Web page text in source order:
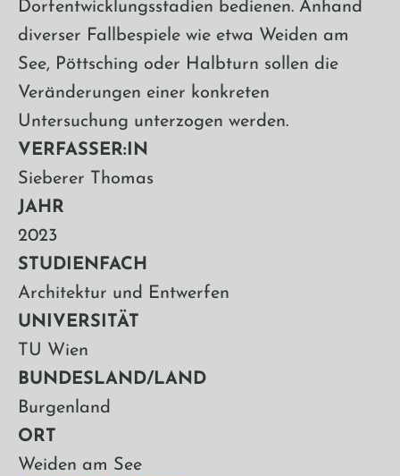
Dorfentwicklungsstadien bedienen. Anhand
diverser Fallbespiele wie etwa Weiden am
See, Pöttsching oder Halbturn sollen die
Veränderungen einer konkreten
Untersuchung unterzogen werden.
VERFASSER:IN
Sieberer Thomas
JAHR
2023
STUDIENFACH
Architektur und Entwerfen
UNIVERSITÄT
TU Wien
BUNDESLAND/LAND
Burgenland
ORT
Weiden am See